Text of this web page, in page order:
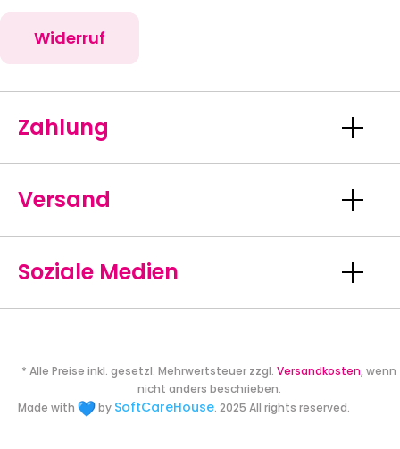
Widerruf
Zahlung
Versand
Soziale Medien
* Alle Preise inkl. gesetzl. Mehrwertsteuer zzgl. Versandkosten, wenn
nicht anders beschrieben.
Made with
by SoftCareHouse. 2025 All rights reserved.